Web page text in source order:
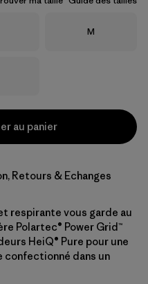
Taille
M
au panier
Retours & Echanges
respirante vous garde au
Polartec® Power Grid™
HeiQ® Pure pour une
confectionné dans un